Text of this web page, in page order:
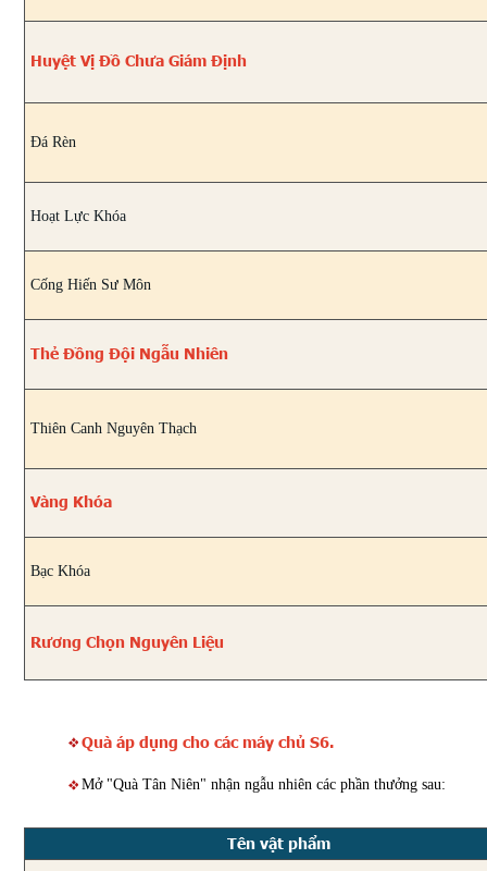
Huyệt Vị Đồ Chưa Giám Định
Đá Rèn
Hoạt Lực Khóa
Cống Hiến Sư Môn
Thẻ Đồng Đội Ngẫu Nhiên
Thiên Canh Nguyên Thạch
Vàng Khóa
Bạc Khóa
Rương Chọn Nguyên Liệu
Quà áp dụng cho các máy chủ S6.
Mở "Quà Tân Niên" nhận ngẫu nhiên các phần thưởng sau:
Tên vật phẩm